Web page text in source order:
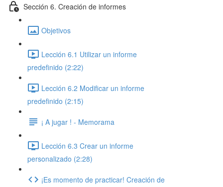
Sección 6. Creación de informes
Objetivos
Lección 6.1 Utilizar un informe
predefinido (2:22)
Lección 6.2 Modificar un informe
predefinido (2:15)
¡ A jugar ! - Memorama
Lección 6.3 Crear un informe
personalizado (2:28)
¡Es momento de practicar! Creación de